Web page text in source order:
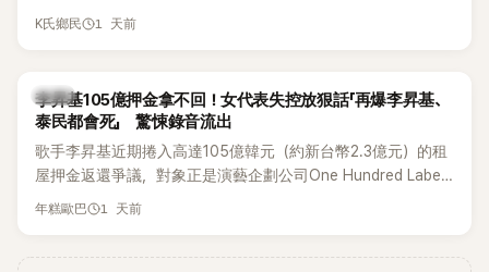
球桿到YG娛樂大樓鬧事。Jisoo今（8日）也親自發文向BLINK
K氏鄉民 1 天前
韓星
李昇基105億押金拿不回！女代表失控放狠話「再爆李昇基、
泰民都會死」 驚悚錄音流出
歌手李昇基近期捲入高達105億韓元（約新台幣2.3億元）的租
屋押金返還爭議，對象正是演藝企劃公司One Hundred Label
代表車佳媛(차가원)。如今事件再掀風波，YouTuber李鎮浩公開
年糕歐巴 1 天前